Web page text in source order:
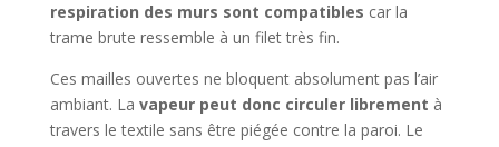
respiration des murs sont compatibles car la
trame brute ressemble à un filet très fin.
Ces mailles ouvertes ne bloquent absolument pas l’air
ambiant. La vapeur peut donc circuler librement à
travers le textile sans être piégée contre la paroi. Le